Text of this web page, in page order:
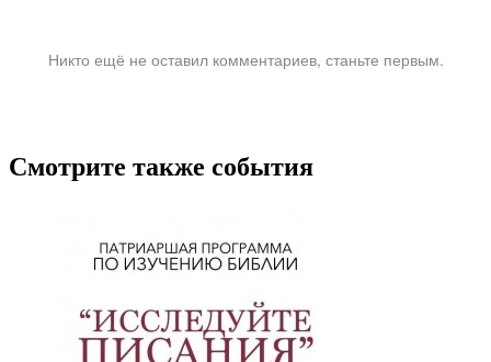
Никто ещё не оставил комментариев, станьте первым.
Смотрите также события